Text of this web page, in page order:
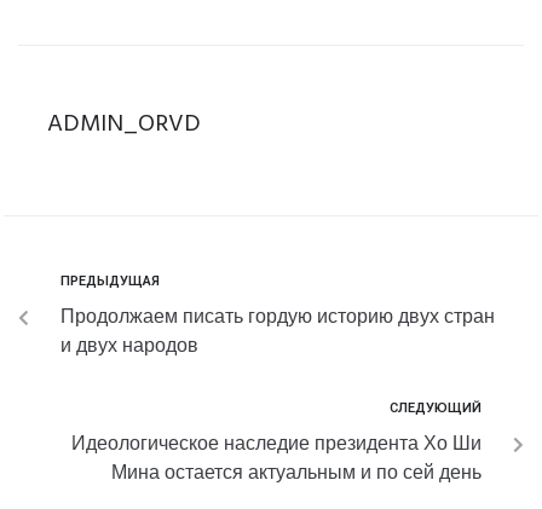
ADMIN_ORVD
ПРЕДЫДУЩАЯ
Продолжаем писать гордую историю двух стран
и двух народов
СЛЕДУЮЩИЙ
Идеологическое наследие президента Хо Ши
Мина остается актуальным и по сей день